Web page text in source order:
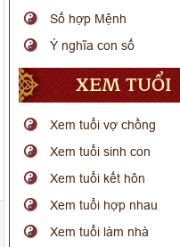
Số hợp Mệnh
Ý nghĩa con số
XEM TUỔI
Xem tuổi vợ chồng
Xem tuổi sinh con
Xem tuổi kết hôn
Xem tuổi hợp nhau
Xem tuổi làm nhà